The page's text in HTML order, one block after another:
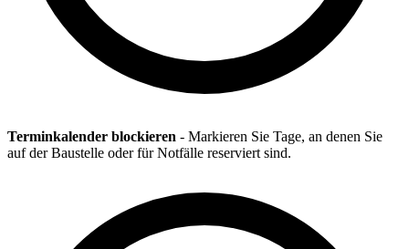
Terminkalender blockieren - Markieren Sie Tage, an denen Sie
auf der Baustelle oder für Notfälle reserviert sind.